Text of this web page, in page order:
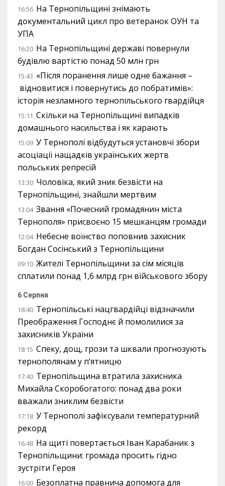
16:56 На Тернопільщині знімають
документальний цикл про ветеранок ОУН та
УПА
16:20 На Тернопільщині державі повернули
будівлю вартістю понад 50 млн грн
15:43 «Після поранення лише одне бажання –
відновитися і повернутись до побратимів»:
історія незламного тернопільського гвардійця
15:11 Скільки на Тернопільщині випадків
домашнього насильства і як карають
15:09 У Тернополі відбудуться установчі збори
асоціації нащадків українських жертв
польських репресій
13:30 Чоловіка, який зник безвісти на
Тернопільщині, знайшли мертвим
13:04 Звання «Почесний громадянин міста
Тернополя» присвоєно 15 мешканцям громади
12:04 Небесне воїнство поповнив захисник
Богдан Сосінський з Тернопільщини
09:10 Жителі Тернопільщини за сім місяців
сплатили понад 1,6 млрд грн військового збору
6 Серпня
18:40 Тернопільські нацгвардійці відзначили
Преображення Господнє й помолилися за
захисників України
18:15 Спеку, дощ, грози та шквали прогнозують
тернополянам у п’ятницю
17:40 Тернопільщина втратила захисника
Михайла Скоробогатого: понад два роки
вважали зниклим безвісти
17:18 У Тернополі зафіксували температурний
рекорд
16:48 На щиті повертається Іван Карабаник з
Тернопільщини: громада просить гідно
зустріти Героя
16:00 Безоплатна правнича допомога для